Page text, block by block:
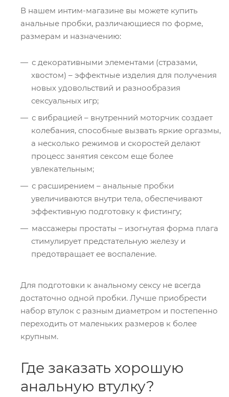
В нашем интим-магазине вы можете купить
анальные пробки, различающиеся по форме,
размерам и назначению:
с декоративными элементами (стразами,
хвостом) – эффектные изделия для получения
новых удовольствий и разнообразия
сексуальных игр;
с вибрацией – внутренний моторчик создает
колебания, способные вызвать яркие оргазмы,
а несколько режимов и скоростей делают
процесс занятия сексом еще более
увлекательным;
с расширением – анальные пробки
увеличиваются внутри тела, обеспечивают
эффективную подготовку к фистингу;
массажеры простаты – изогнутая форма плага
стимулирует предстательную железу и
предотвращает ее воспаление.
Для подготовки к анальному сексу не всегда
достаточно одной пробки. Лучше приобрести
набор втулок с разным диаметром и постепенно
переходить от маленьких размеров к более
крупным.
Где заказать хорошую
анальную втулку?